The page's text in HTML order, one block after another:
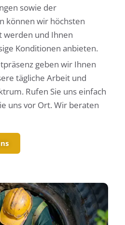
sowie der
können wir höchsten
werden und Ihnen
Konditionen anbieten.
geben wir Ihnen
tägliche Arbeit und
Rufen Sie uns einfach
uns vor Ort. Wir beraten